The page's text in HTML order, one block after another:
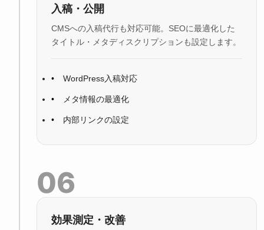
入稿・公開
CMSへの入稿代行も対応可能。SEOに最適化した
タイトル・メタディスクリプションも設定します。
WordPress入稿対応
メタ情報の最適化
内部リンクの設定
06
効果測定・改善